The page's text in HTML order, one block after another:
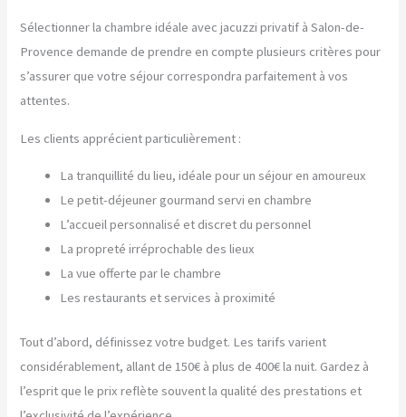
Sélectionner la chambre idéale avec jacuzzi privatif à Salon-de-
Provence demande de prendre en compte plusieurs critères pour
s’assurer que votre séjour correspondra parfaitement à vos
attentes.
Les clients apprécient particulièrement :
La tranquillité du lieu, idéale pour un séjour en amoureux
Le petit-déjeuner gourmand servi en chambre
L’accueil personnalisé et discret du personnel
La propreté irréprochable des lieux
La vue offerte par le chambre
Les restaurants et services à proximité
Tout d’abord, définissez votre budget. Les tarifs varient
considérablement, allant de 150€ à plus de 400€ la nuit. Gardez à
l’esprit que le prix reflète souvent la qualité des prestations et